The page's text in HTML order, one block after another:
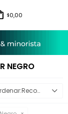
$0,00
NEGRO
Recomendados